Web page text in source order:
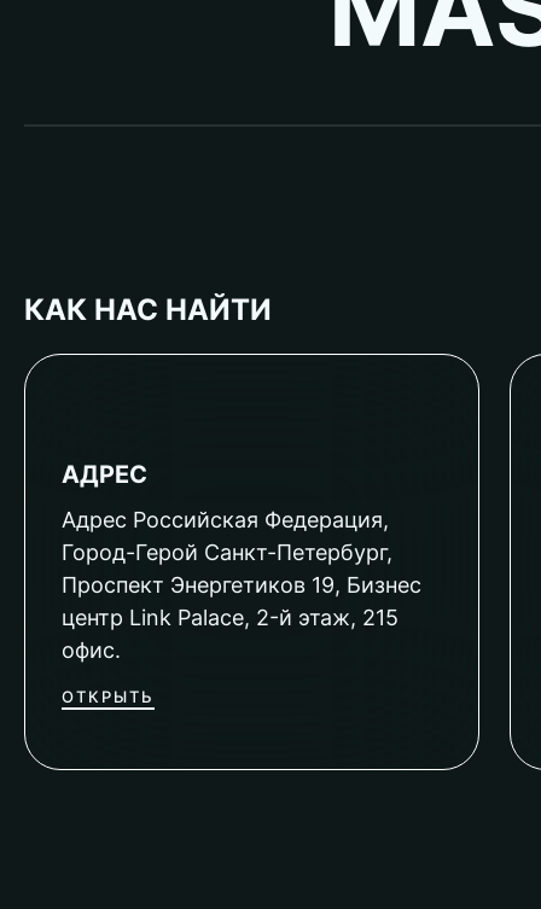
КАК НАС НАЙТИ
АДРЕС
Адрес Российская Федерация,
Город-Герой Санкт-Петербург,
Проспект Энергетиков 19, Бизнес
центр Link Palace, 2-й этаж, 215
офис.
ОТКРЫТЬ